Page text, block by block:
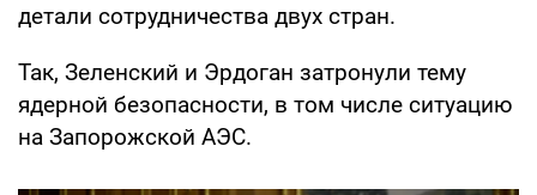
детали сотрудничества двух стран.
Так, Зеленский и Эрдоган затронули тему
ядерной безопасности, в том числе ситуацию
на Запорожской АЭС.